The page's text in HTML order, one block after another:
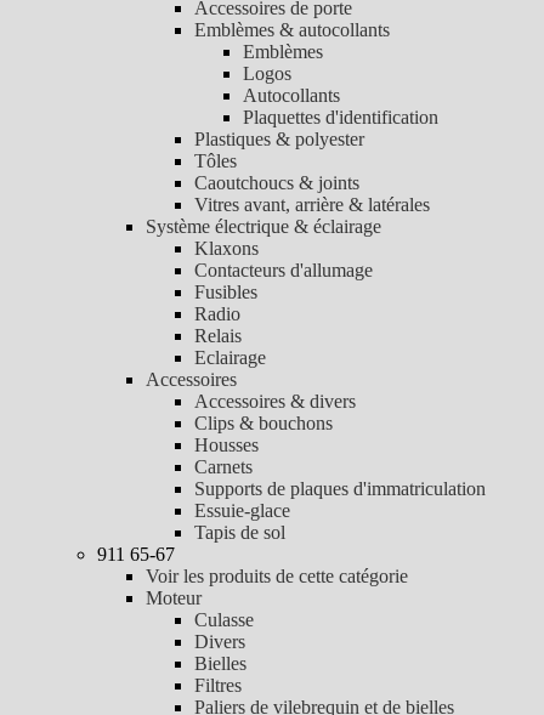
Accessoires de porte
Emblèmes & autocollants
Emblèmes
Logos
Autocollants
Plaquettes d'identification
Plastiques & polyester
Tôles
Caoutchoucs & joints
Vitres avant, arrière & latérales
Système électrique & éclairage
Klaxons
Contacteurs d'allumage
Fusibles
Radio
Relais
Eclairage
Accessoires
Accessoires & divers
Clips & bouchons
Housses
Carnets
Supports de plaques d'immatriculation
Essuie-glace
Tapis de sol
911 65-67
Voir les produits de cette catégorie
Moteur
Culasse
Divers
Bielles
Filtres
Paliers de vilebrequin et de bielles